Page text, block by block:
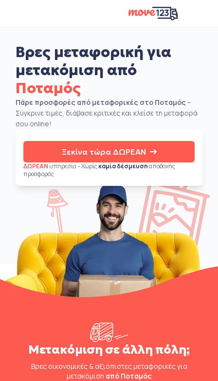
Βρες μεταφορική για
μετακόμιση από
Ποταμός
Πάρε προσφορές από μεταφορικές στο Ποταμός –
Σύγκρινε τιμές, διάβασε κριτικές και κλείσε τη μεταφορά
σου online!
Ξεκίνα τώρα ΔΩΡΕΑΝ
ΔΩΡΕΑΝ υπηρεσία – Χωρίςκαμία δέσμευσηαποδοχής
προσφοράς
Μετακόμιση σε άλλη πόλη;
Βρες οικονομικές & αξιόπιστες μεταφορικές για
μετακόμιση από Ποταμός